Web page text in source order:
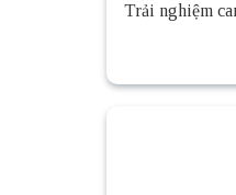
Trải nghiệm